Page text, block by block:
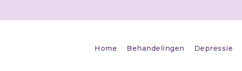
Home Behandelingen Depressie